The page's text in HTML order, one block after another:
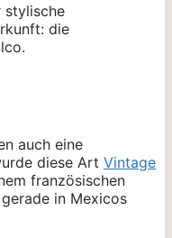
stylische
die
auch eine
diese Art Vintage
französischen
in Mexicos